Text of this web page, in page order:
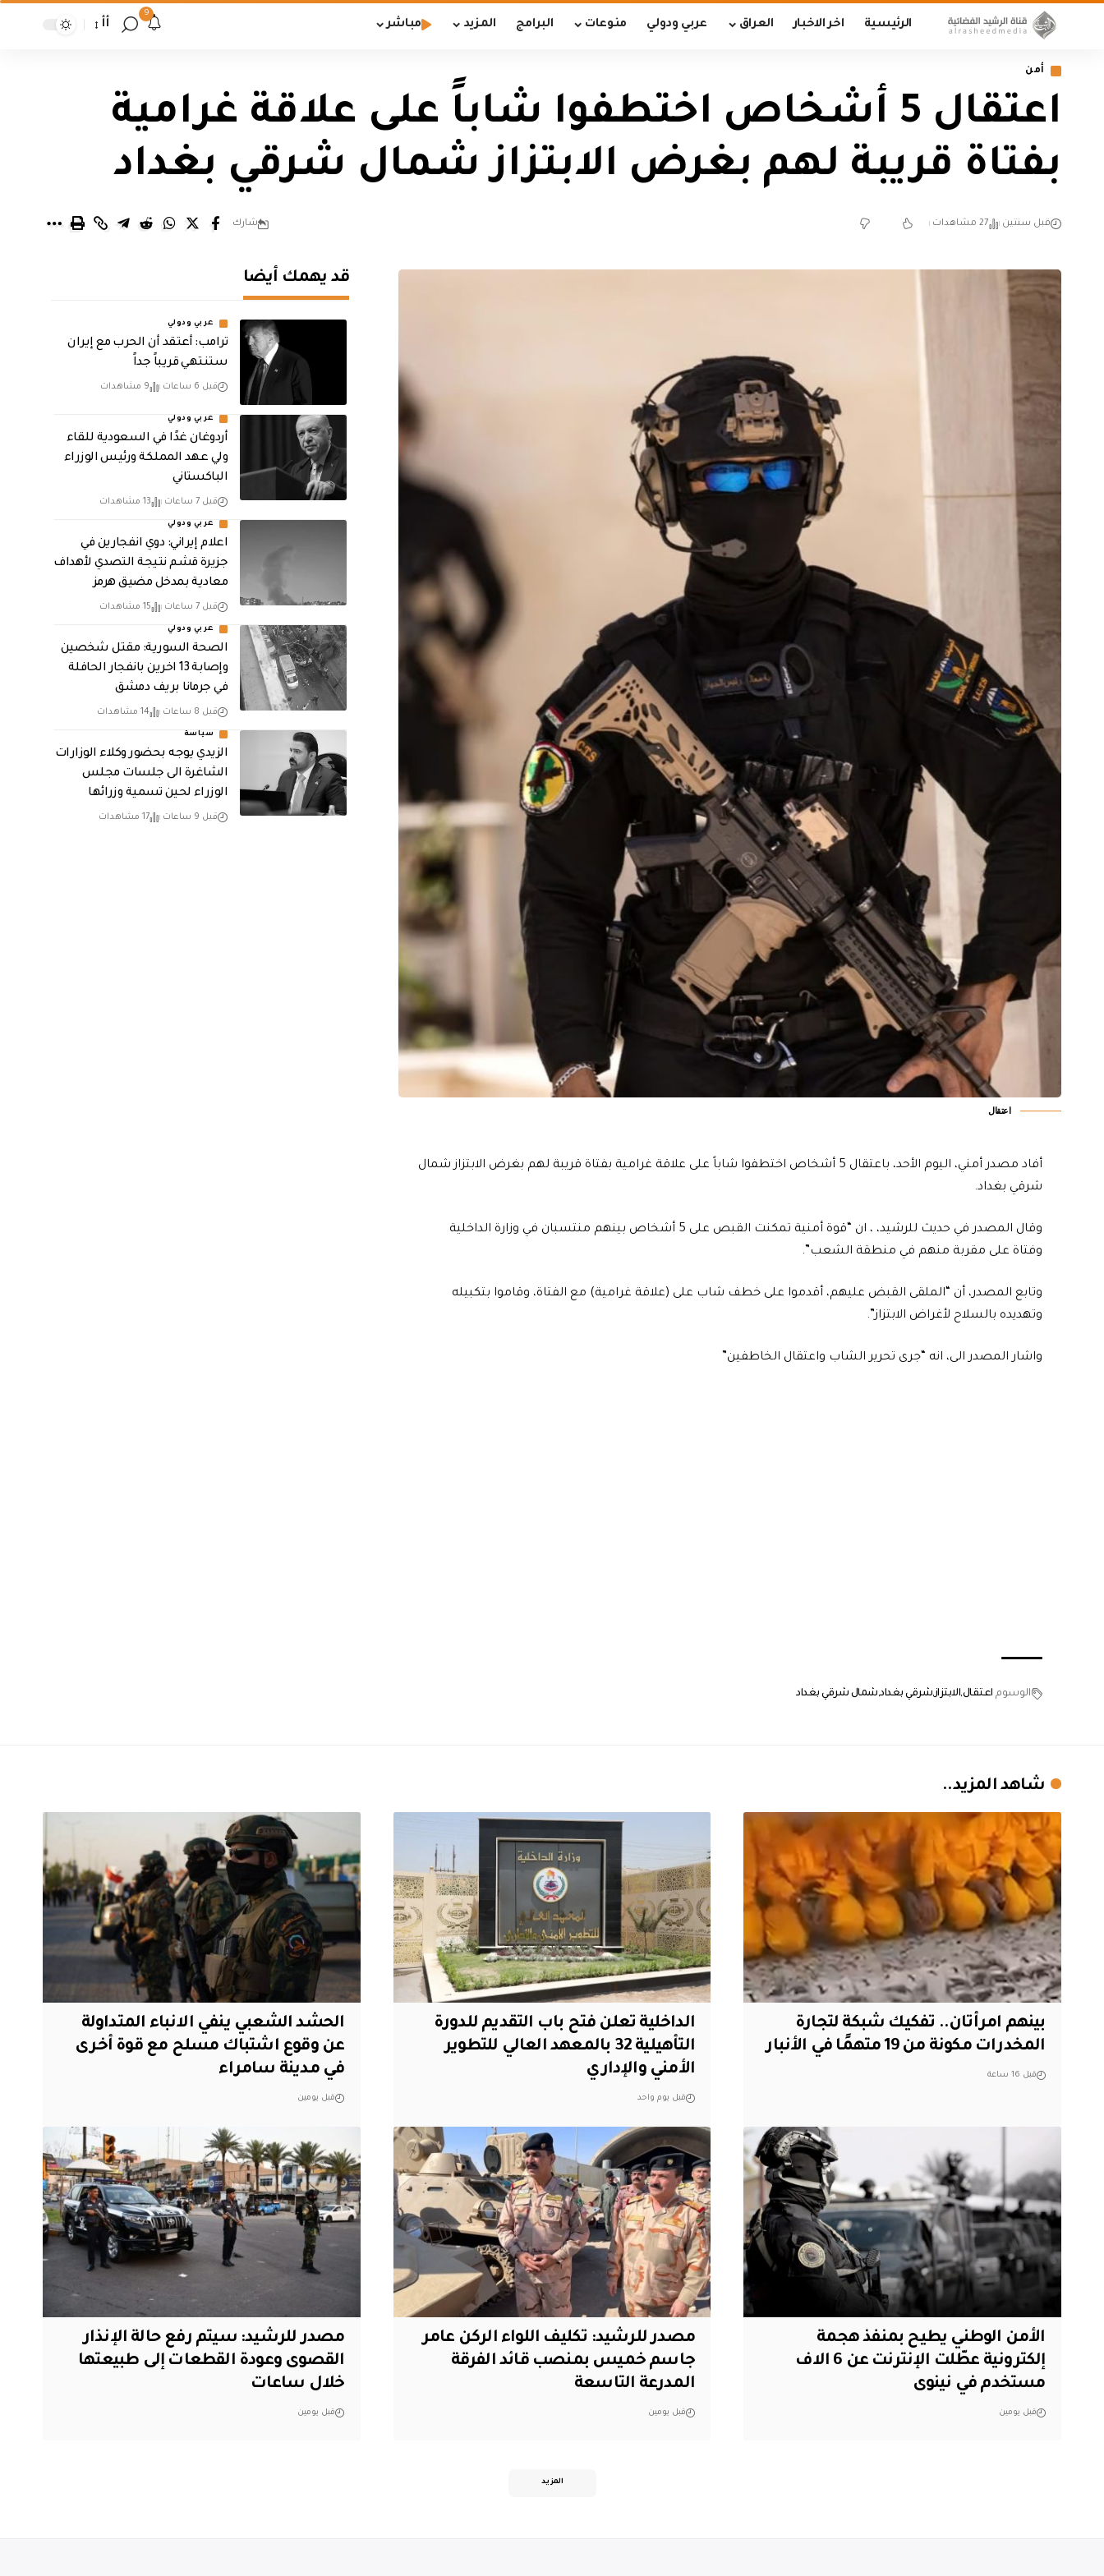
الرئيسية اخر الاخبار العراق عربي ودولي منوعات البرامج المزيد مباشر
9
أأ
أمن
اعتقال 5 أشخاص اختطفوا شاباً على علاقة غرامية
بفتاة قريبة لهم بغرض الابتزاز شمال شرقي بغداد
قبل سنتين 27 مشاهدات شارك
اعتقال
أفاد مصدر أمني، اليوم الأحد، باعتقال 5 أشخاص اختطفوا شاباً على علاقة غرامية بفتاة قريبة لهم بغرض الابتزاز شمال
شرقي بغداد.
وقال المصدر في حديث للرشيد، ، ان “قوة أمنية تمكنت القبص على 5 أشخاص بينهم منتسبان في وزارة الداخلية
وفتاة على مقربة منهم في منطقة الشعب”.
وتابع المصدر، أن “الملقى القبض عليهم، أقدموا على خطف شاب على (علاقة غرامية) مع الفتاة، وقاموا بتكبيله
وتهديده بالسلاح لأغراض الابتزاز”.
واشار المصدر الى، انه “جرى تحرير الشاب واعتقال الخاطفين”
الوسوم اعتقال الابتزازشرقي بغداد شمال شرقي بغداد
قد يهمك أيضا
عربي ودولي
‏ترامب: أعتقد أن الحرب مع إيران
ستنتهي قريباً جداً
قبل 6 ساعات 9 مشاهدات
عربي ودولي
أردوغان غدًا في السعودية للقاء
ولي عهد المملكة ورئيس الوزراء
الباكستاني
قبل 7 ساعات 13 مشاهدات
عربي ودولي
اعلام إيراني: دوي انفجارين في
جزيرة قشم نتيجة التصدي لأهداف
معادية بمدخل مضيق هرمز
قبل 7 ساعات 15 مشاهدات
عربي ودولي
الصحة السورية: مقتل شخصين
وإصابة 13 اخرين بانفجار الحافلة
في جرمانا بريف دمشق
قبل 8 ساعات 14 مشاهدات
سياسة
الزيدي يوجه بحضور وكلاء الوزارات
الشاغرة الى جلسات مجلس
الوزراء لحين تسمية وزرائها
قبل 9 ساعات 17 مشاهدات
شاهد المزيد..
بينهم امرأتان.. تفكيك شبكة لتجارة
المخدرات مكونة من 19 متهمًا في الأنبار
قبل 16 ساعة
الداخلية تعلن فتح باب التقديم للدورة
التأهيلية 32 بالمعهد العالي للتطوير
الأمني والإداري
قبل يوم واحد
الحشد الشعبي ينفي الانباء المتداولة
عن وقوع اشتباك مسلح مع قوة أخرى
في مدينة سامراء
قبل يومين
الأمن الوطني يطيح بمنفذ هجمة
إلكترونية عطّلت الإنترنت عن 6 الاف
مستخدم في نينوى
قبل يومين
مصدر للرشيد: تكليف اللواء الركن عامر
جاسم خميس بمنصب قائد الفرقة
المدرعة التاسعة
قبل يومين
مصدر للرشيد: سيتم رفع حالة الإنذار
القصوى وعودة القطعات إلى طبيعتها
خلال ساعات
قبل يومين
المزيد